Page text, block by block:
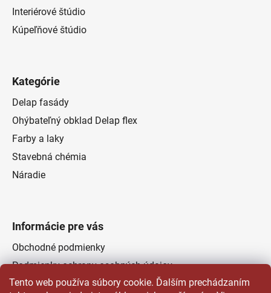
Tento web používa súbory cookie. Ďalším prechádzaním
Interiérové štúdio
Kúpeľňové štúdio
Kategórie
Delap fasády
Ohýbateľný obklad Delap flex
Farby a laky
Stavebná chémia
Náradie
Informácie pre vás
Obchodné podmienky
Podmienky ochrany osobných údajov
Odstúpenie od zmluvy